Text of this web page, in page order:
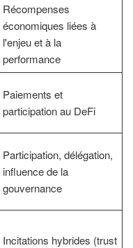
Récompenses
économiques liées à
l'enjeu et à la
performance
Paiements et
participation au DeFi
Participation, délégation,
influence de la
gouvernance
Incitations hybrides (trust